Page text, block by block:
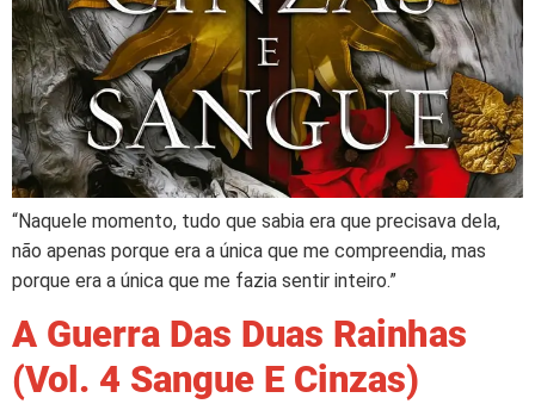
“Naquele momento, tudo que sabia era que precisava dela,
não apenas porque era a única que me compreendia, mas
porque era a única que me fazia sentir inteiro.”
A Guerra Das Duas Rainhas
(Vol. 4 Sangue E Cinzas)